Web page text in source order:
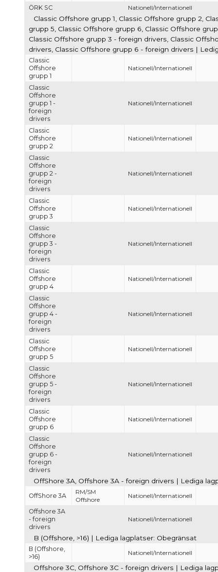
ÖRK SC
Nationell/Internationell
Classic Offshore grupp 1, Classic Offshore grupp 2,
grupp 5, Classic Offshore grupp 6, Classic Offshore
Classic Offshore grupp 3 - foreign drivers, Classic
drivers, Classic Offshore grupp 6 - foreign drivers |
Classic
Offshore
grupp 1
Nationell/Internationell
Classic
Offshore
grupp 1 -
foreign
drivers
Nationell/Internationell
Classic
Offshore
grupp 2
Nationell/Internationell
Classic
Offshore
grupp 2 -
foreign
drivers
Nationell/Internationell
Classic
Offshore
grupp 3
Nationell/Internationell
Classic
Offshore
grupp 3 -
foreign
drivers
Nationell/Internationell
Classic
Offshore
grupp 4
Nationell/Internationell
Classic
Offshore
grupp 4 -
foreign
drivers
Nationell/Internationell
Classic
Offshore
grupp 5
Nationell/Internationell
Classic
Offshore
grupp 5 -
foreign
drivers
Nationell/Internationell
Classic
Offshore
grupp 6
Nationell/Internationell
Classic
Offshore
grupp 6 -
foreign
drivers
Nationell/Internationell
OffShore 3A, Offshore 3A - foreign drivers | Lediga
OffShore 3A
RM/SM
Offshore
Nationell/Internationell
Offshore 3A
- foreign
drivers
Nationell/Internationell
B (Offshore, >16) | Lediga lagplatser: Obegränsat
B (Offshore,
>16)
Nationell/Internationell
Offshore 3C, Offshore 3C - foreign drivers | Lediga